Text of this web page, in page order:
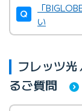
「
い
フレッツ
るご質問